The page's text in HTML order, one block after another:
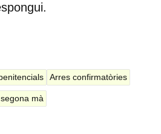
Arres confirmatòries
mà